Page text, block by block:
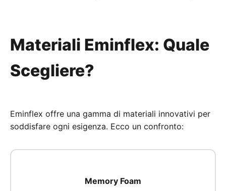
Materiali Eminflex: Quale
Scegliere?
Eminflex offre una gamma di materiali innovativi per
soddisfare ogni esigenza. Ecco un confronto:
Memory Foam